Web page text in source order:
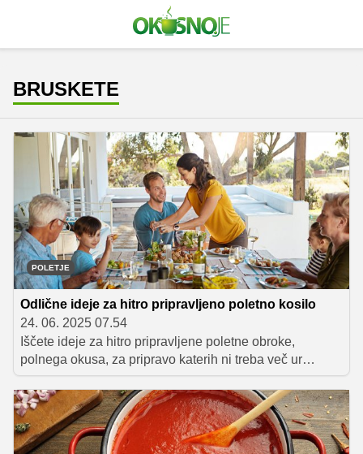
BRUSKETE
POLETJE
Odlične ideje za hitro pripravljeno poletno kosilo
24. 06. 2025 07.54
Iščete ideje za hitro pripravljene poletne obroke,
polnega okusa, za pripravo katerih ni treba več ur
preživeti v kuhinji? Ponujamo nekaj okusnih predlogov,
ki temeljijo na bogatem naboru sezonskih sestavin, iz
katerih lahko v vsega pol ure pripravite osvežilno kosilo
ali večerjo.